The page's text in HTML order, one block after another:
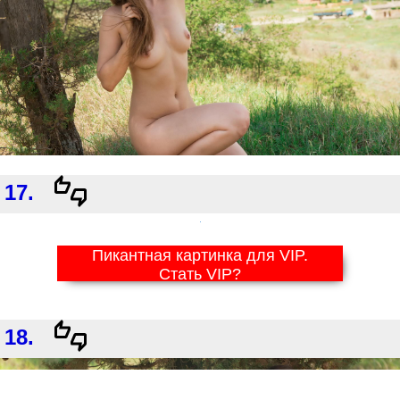
17.
Пикантная картинка для VIP.
Стать VIP?
18.